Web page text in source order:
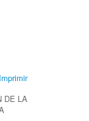
DE LA